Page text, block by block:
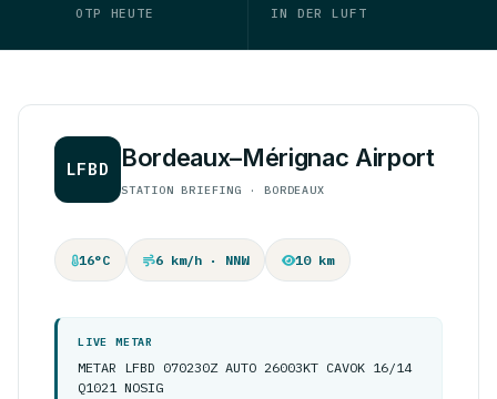
OTP HEUTE IN DER LUFT
LFBD Bordeaux–Mérignac Airport
STATION BRIEFING · BORDEAUX
16°C 6 km/h · NNW 10 km
LIVE METAR
METAR LFBD 070230Z AUTO 26003KT CAVOK 16/14
Q1021 NOSIG